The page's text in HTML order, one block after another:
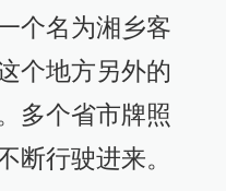
个名为湘乡客
个地方另外的
多个省市牌照
断行驶进来。